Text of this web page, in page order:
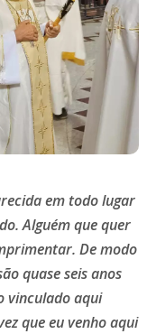
em todo lugar
Alguém que quer
De modo
quase seis anos
vinculado aqui
que eu venho aqui